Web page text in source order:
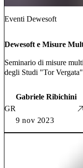
Eventi Dewesoft
Dewesoft e Misure
Seminario di misure
degli Studi "Tor
GR
Gabriele Ribichini
9 nov 2023